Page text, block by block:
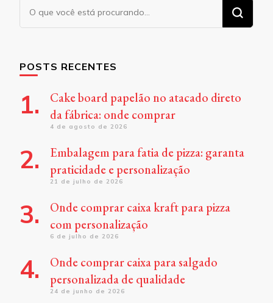
Procurando
POSTS RECENTES
Cake board papelão no atacado direto
da fábrica: onde comprar
4 de agosto de 2026
Embalagem para fatia de pizza: garanta
praticidade e personalização
21 de julho de 2026
Onde comprar caixa kraft para pizza
com personalização
6 de julho de 2026
Onde comprar caixa para salgado
personalizada de qualidade
24 de junho de 2026